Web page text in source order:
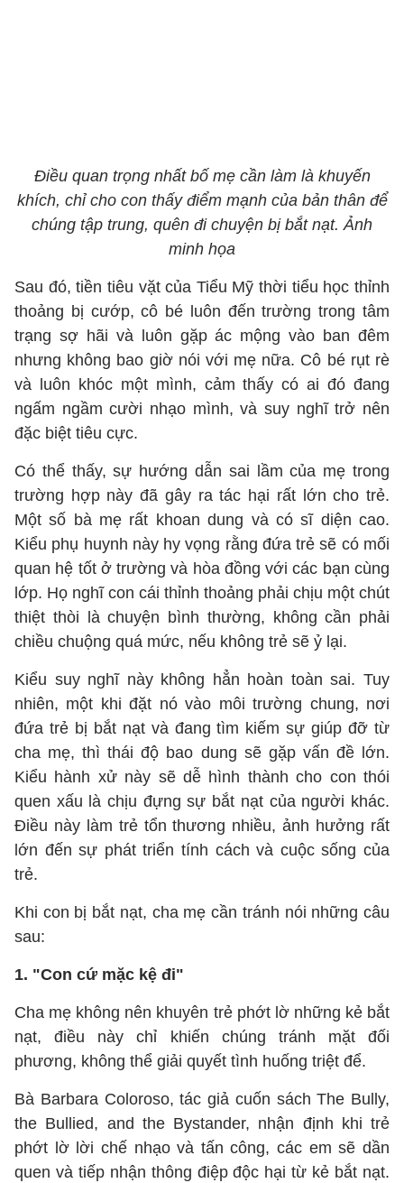
Điều quan trọng nhất bố mẹ cần làm là khuyến
khích, chỉ cho con thấy điểm mạnh của bản thân để
chúng tập trung, quên đi chuyện bị bắt nạt. Ảnh
minh họa
Sau đó, tiền tiêu vặt của Tiểu Mỹ thời tiểu học thỉnh
thoảng bị cướp, cô bé luôn đến trường trong tâm
trạng sợ hãi và luôn gặp ác mộng vào ban đêm
nhưng không bao giờ nói với mẹ nữa. Cô bé rụt rè
và luôn khóc một mình, cảm thấy có ai đó đang
ngấm ngầm cười nhạo mình, và suy nghĩ trở nên
đặc biệt tiêu cực.
Có thể thấy, sự hướng dẫn sai lầm của mẹ trong
trường hợp này đã gây ra tác hại rất lớn cho trẻ.
Một số bà mẹ rất khoan dung và có sĩ diện cao.
Kiểu phụ huynh này hy vọng rằng đứa trẻ sẽ có mối
quan hệ tốt ở trường và hòa đồng với các bạn cùng
lớp. Họ nghĩ con cái thỉnh thoảng phải chịu một chút
thiệt thòi là chuyện bình thường, không cần phải
chiều chuộng quá mức, nếu không trẻ sẽ ỷ lại.
Kiểu suy nghĩ này không hẳn hoàn toàn sai. Tuy
nhiên, một khi đặt nó vào môi trường chung, nơi
đứa trẻ bị bắt nạt và đang tìm kiếm sự giúp đỡ từ
cha mẹ, thì thái độ bao dung sẽ gặp vấn đề lớn.
Kiểu hành xử này sẽ dễ hình thành cho con thói
quen xấu là chịu đựng sự bắt nạt của người khác.
Điều này làm trẻ tổn thương nhiều, ảnh hưởng rất
lớn đến sự phát triển tính cách và cuộc sống của
trẻ.
Khi con bị bắt nạt, cha mẹ cần tránh nói những câu
sau:
1. "Con cứ mặc kệ đi"
Cha mẹ không nên khuyên trẻ phớt lờ những kẻ bắt
nạt, điều này chỉ khiến chúng tránh mặt đối
phương, không thể giải quyết tình huống triệt để.
Bà Barbara Coloroso, tác giả cuốn sách The Bully,
the Bullied, and the Bystander, nhận định khi trẻ
phớt lờ lời chế nhạo và tấn công, các em sẽ dần
quen và tiếp nhận thông điệp độc hại từ kẻ bắt nạt.